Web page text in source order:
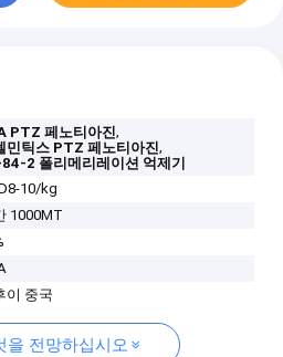
PTZ 페노티아진,
민틱스 PTZ 페노티아진,
2 폴리메리레이션 억제기
10/kg
1000MT
이 중국
을 전망하십시오